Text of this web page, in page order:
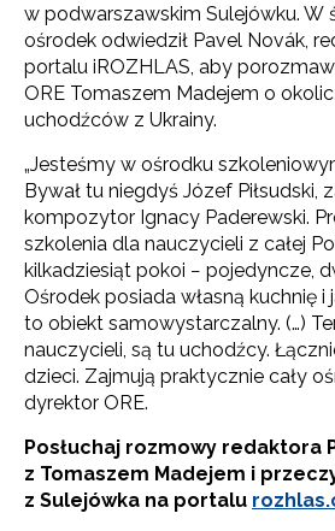
w podwarszawskim Sulejówku. W
ośrodek odwiedził Pavel Novák,
portalu iROZHLAS, aby
ORE Tomaszem Madejem o
uchodźców z Ukrainy.
„Jesteśmy w ośrodku
Bywał tu niegdyś Józef Piłsudski,
kompozytor Ignacy Paderewski.
szkolenia dla nauczycieli z całej
kilkadziesiąt pokoi − pojedyncze,
Ośrodek posiada własną kuchnię i
to obiekt samowystarczalny. (…)
nauczycieli, są tu uchodźcy.
dzieci. Zajmują praktycznie cały
dyrektor ORE.
Posłuchaj rozmowy redaktora
z Tomaszem Madejem i
z Sulejówka na portalu